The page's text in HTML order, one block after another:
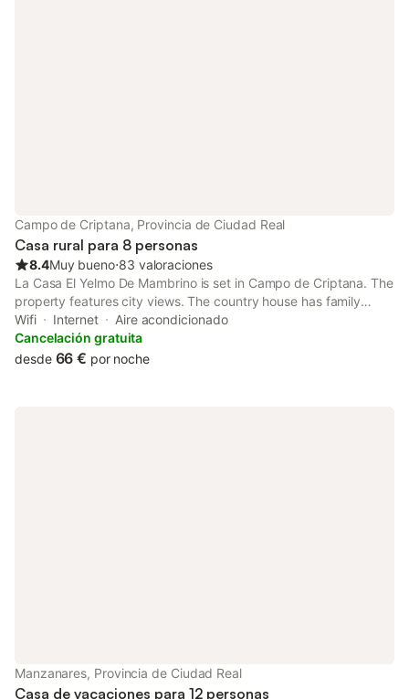
Campo de Criptana, Provincia de Ciudad Real
Casa rural para 8 personas
8.4Muy bueno⋅83 valoraciones
La Casa El Yelmo De Mambrino is set in Campo de Criptana. The
property features city views. The country house has family
rooms.
Wifi Internet
Aire acondicionado
Cancelación gratuita
desde 66 € por noche
Manzanares, Provincia de Ciudad Real
Casa de vacaciones para 12 personas